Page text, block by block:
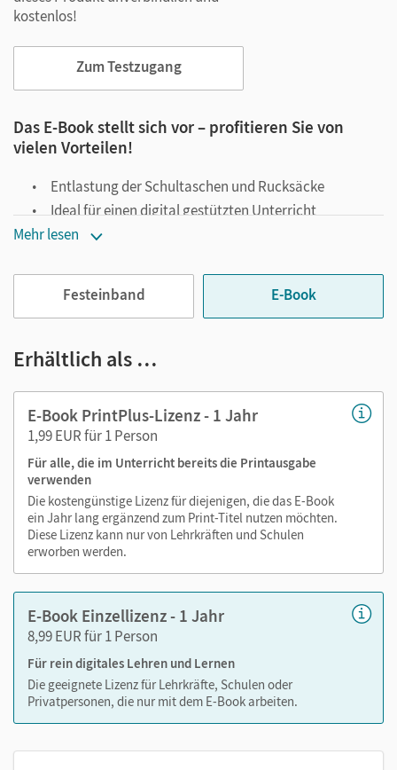
kostenlos!
Zum Testzugang
Das E-Book stellt sich vor – profitieren Sie von
vielen Vorteilen!
Entlastung der Schultaschen und Rucksäcke
Ideal für einen digital gestützten Unterricht
Notiz- und Markierungsmöglichkeit
Viele digitale Funktionen unterstützen das Lehren und
Lernen:
Notizen erstellen
Text ergänzen
Lesezeichen hinzufügen
Suchen im Text
Zoomen
Mehr lesen
Festeinband E-Book
Erhältlich als …
E-Book PrintPlus-Lizenz - 1 Jahr
1,99 EUR für 1 Person
Für alle, die im Unterricht bereits die Printausgabe
verwenden
Die kostengünstige Lizenz für diejenigen, die das E-Book
ein Jahr lang ergänzend zum Print-Titel nutzen möchten.
Diese Lizenz kann nur von Lehrkräften und Schulen
erworben werden.
E-Book Einzellizenz - 1 Jahr
8,99 EUR für 1 Person
Für rein digitales Lehren und Lernen
Die geeignete Lizenz für Lehrkräfte, Schulen oder
Privatpersonen, die nur mit dem E-Book arbeiten.